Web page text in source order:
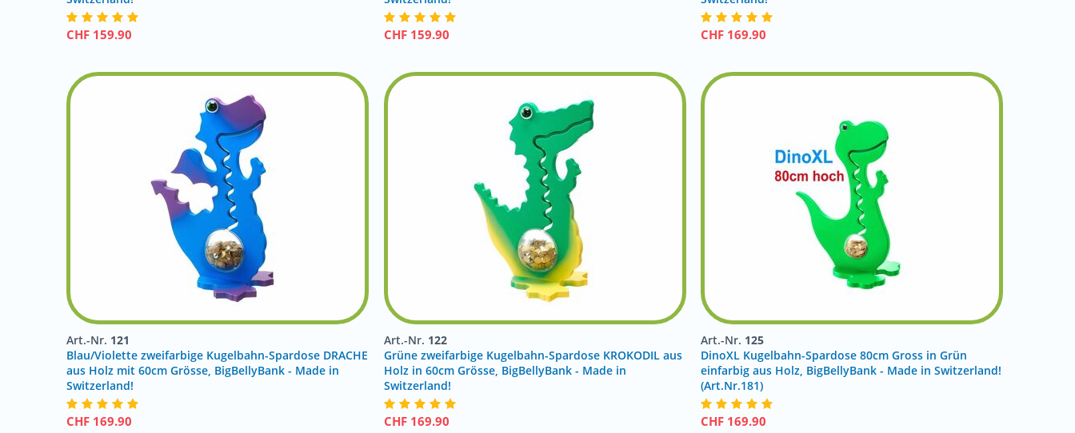
CHF 159.90 CHF 159.90 CHF 169.90
Art.-Nr. 121
Blau/Violette zweifarbige Kugelbahn-Spardose DRACHE
aus Holz mit 60cm Grösse, BigBellyBank - Made in
Switzerland!
CHF 169.90
Art.-Nr. 122
Grüne zweifarbige Kugelbahn-Spardose KROKODIL aus
Holz in 60cm Grösse, BigBellyBank - Made in
Switzerland!
CHF 169.90
Art.-Nr. 125
DinoXL Kugelbahn-Spardose 80cm Gross in Grün
einfarbig aus Holz, BigBellyBank - Made in Switzerland!
(Art.Nr.181)
CHF 169.90